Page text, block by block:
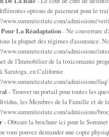
options de paiement pour le
www.summitestate.com/admissions/
Pour La Réadaptation- Ne couverture
la plupart des régimes d'assurance.
www.summitestate.com/admissions/
de l'Immobilier de la toxicomanie
Saratoga, en Californie
www.summitestate.com/admissions/faq/
- Trouver un portail pour toutes les
les Membres de la Famille et de
www.summitestate.com/admissions/
- Obtenir la brochure ici pour le
vous pouvez demander une copie